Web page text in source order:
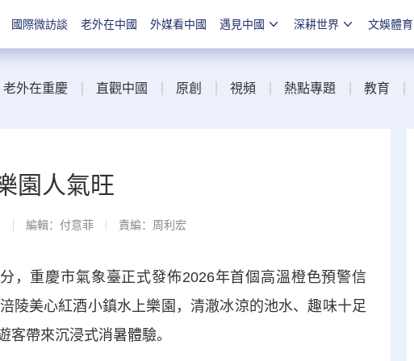
國際微訪談 老外在中國 外媒看中國 遇見中國 深耕世界 文娛體育
老外在重慶 直觀中國 原創 視頻 熱點專題 教育
園人氣旺
編輯：付意菲 責編：周利宏
重慶市氣象臺正式發佈2026年首個高溫橙色預警信
陵美心紅酒小鎮水上樂園，清澈冰涼的池水、趣味十足
帶來沉浸式消暑體驗。